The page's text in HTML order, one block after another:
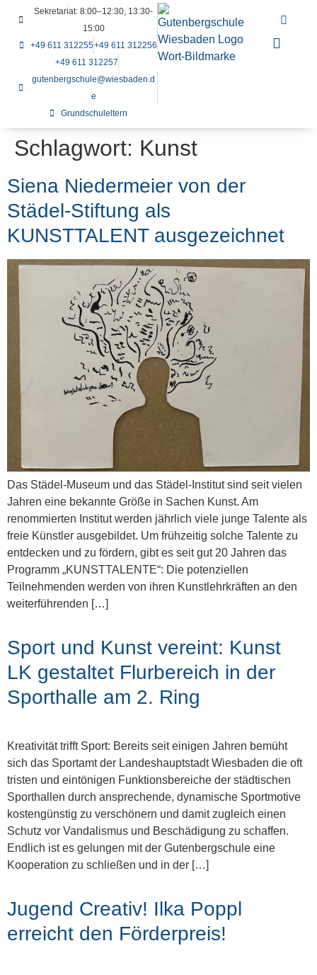
Sekretariat: 8:00–12:30, 13:30-
15:00
+49 611 312255+49 611 312256
+49 611 312257
gutenbergschule@wiesbaden.d
e
Grundschuleltern
Schlagwort: Kunst
Siena Niedermeier von der
Städel-Stiftung als
KUNSTTALENT ausgezeichnet
Das Städel-Museum und das Städel-Institut sind seit vielen
Jahren eine bekannte Größe in Sachen Kunst. Am
renommierten Institut werden jährlich viele junge Talente als
freie Künstler ausgebildet. Um frühzeitig solche Talente zu
entdecken und zu fördern, gibt es seit gut 20 Jahren das
Programm „KUNSTTALENTE“: Die potenziellen
Teilnehmenden werden von ihren Kunstlehrkräften an den
weiterführenden […]
Sport und Kunst vereint: Kunst
LK gestaltet Flurbereich in der
Sporthalle am 2. Ring
Kreativität trifft Sport: Bereits seit einigen Jahren bemüht
sich das Sportamt der Landeshauptstadt Wiesbaden die oft
tristen und eintönigen Funktionsbereiche der städtischen
Sporthallen durch ansprechende, dynamische Sportmotive
kostengünstig zu verschönern und damit zugleich einen
Schutz vor Vandalismus und Beschädigung zu schaffen.
Endlich ist es gelungen mit der Gutenbergschule eine
Kooperation zu schließen und in der […]
Jugend Creativ! Ilka Poppl
erreicht den Förderpreis!